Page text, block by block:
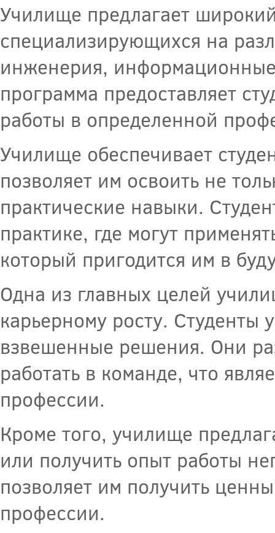
Училище предлагает
специализирующихся на
инженерия,
программа предоставляет
работы в определенной
Училище обеспечивает
позволяет им освоить не
практические навыки.
практике, где могут
который пригодится им в
Одна из главных целей
карьерному росту. Студенты
взвешенные решения. Они
работать в команде, что
профессии.
Кроме того, училище
или получить опыт работы
позволяет им получить
профессии.